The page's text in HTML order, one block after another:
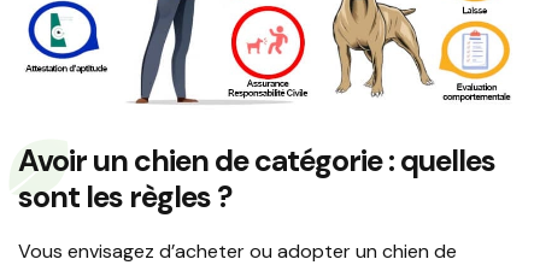
Avoir un chien de catégorie : quelles
sont les règles ?
Vous envisagez d’acheter ou adopter un chien de